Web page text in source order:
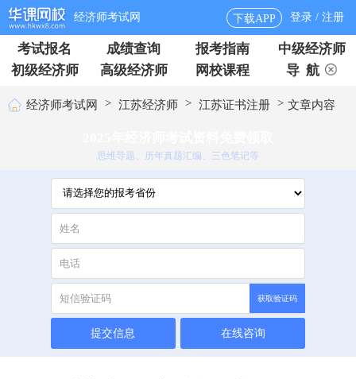
经济师考试网 下载APP 登录 / 注册
考试报名 成绩查询 报考指南
中级经济师
初级经济师
高级经济师 网校课程 导 航
经济师考试网 > 江苏经济师 > 江苏证书注册 > 文章内容
思维导题、历年真题汇编、三色笔记等
获取验证码
提交信息 在线咨询